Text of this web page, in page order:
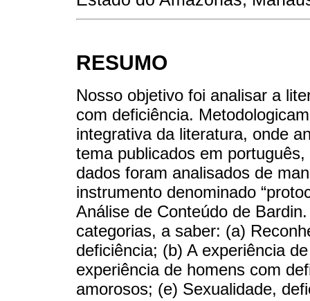
RESUMO
Nosso objetivo foi analisar a
com deficiência.
integrativa da literatura, onde
tema publicados em
dados foram analisados de
instrumento denominado
Análise de Conteúdo de
categorias, a saber: (a)
deficiência; (b) A experiência
experiência de homens com
amorosos; (e) Sexualidade,